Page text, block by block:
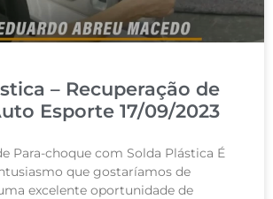
– Recuperação de
Esporte 17/09/2023
Para-choque com Solda Plástica É
que gostaríamos de
excelente oportunidade de